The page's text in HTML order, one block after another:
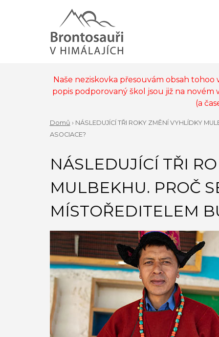
Naše neziskovka přesouvám obsah
popis podporovaný škol jsou již na
(a
YOU
ARE
HERE
Domů › NÁSLEDUJÍCÍ TŘI ROKY ZMĚNÍ VYHLÍDKY
ASOCIACE?
to
top
NÁSLEDUJÍCÍ TŘI
MULBEKHU. PROČ
MÍSTOŘEDITELEM
Back
to
MAIN